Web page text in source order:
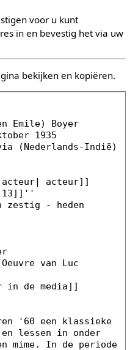
voor u kunt
in en bevestig het via uw
bekijken en kopiëren.